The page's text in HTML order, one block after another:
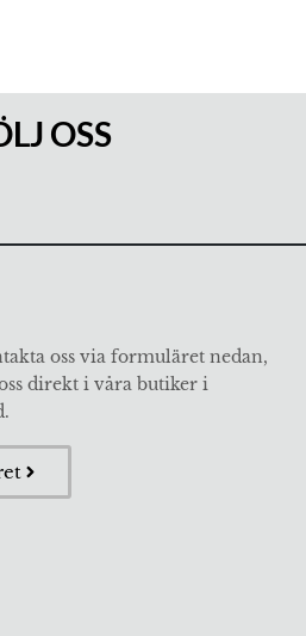
OSS
oss via formuläret nedan,
direkt i våra butiker i